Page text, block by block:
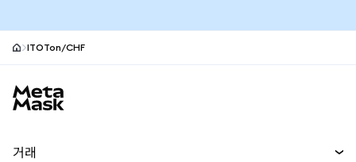
ITOTon/CHF
거래